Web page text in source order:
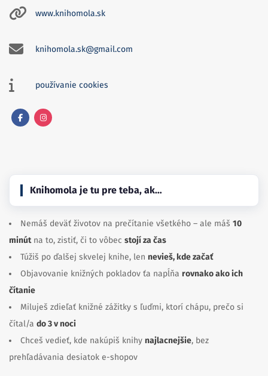
www.knihomola.sk
knihomola.sk@gmail.com
používanie cookies
Knihomola je tu pre teba, ak…
Nemáš deväť životov na prečítanie všetkého – ale máš 10
minútna to, zistiť, či to vôbec stojí za čas
Túžiš po ďalšej skvelej knihe, len nevieš, kde začať
Objavovanie knižných pokladov ťa napĺňa rovnako ako ich
čítanie
Miluješ zdieľať knižné zážitky s ľuďmi, ktorí chápu, prečo si
čítal/a do 3 v noci
Chceš vedieť, kde nakúpiš knihy najlacnejšie, bez
prehľadávania desiatok e-shopov